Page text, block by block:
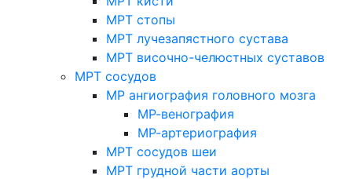
МРТ стопы
МРТ лучезапястного сустава
МРТ височно-челюстных суставов
МРТ сосудов
МР ангиография головного мозга
МР-венография
МР-артериография
МРТ сосудов шеи
МРТ грудной части аорты